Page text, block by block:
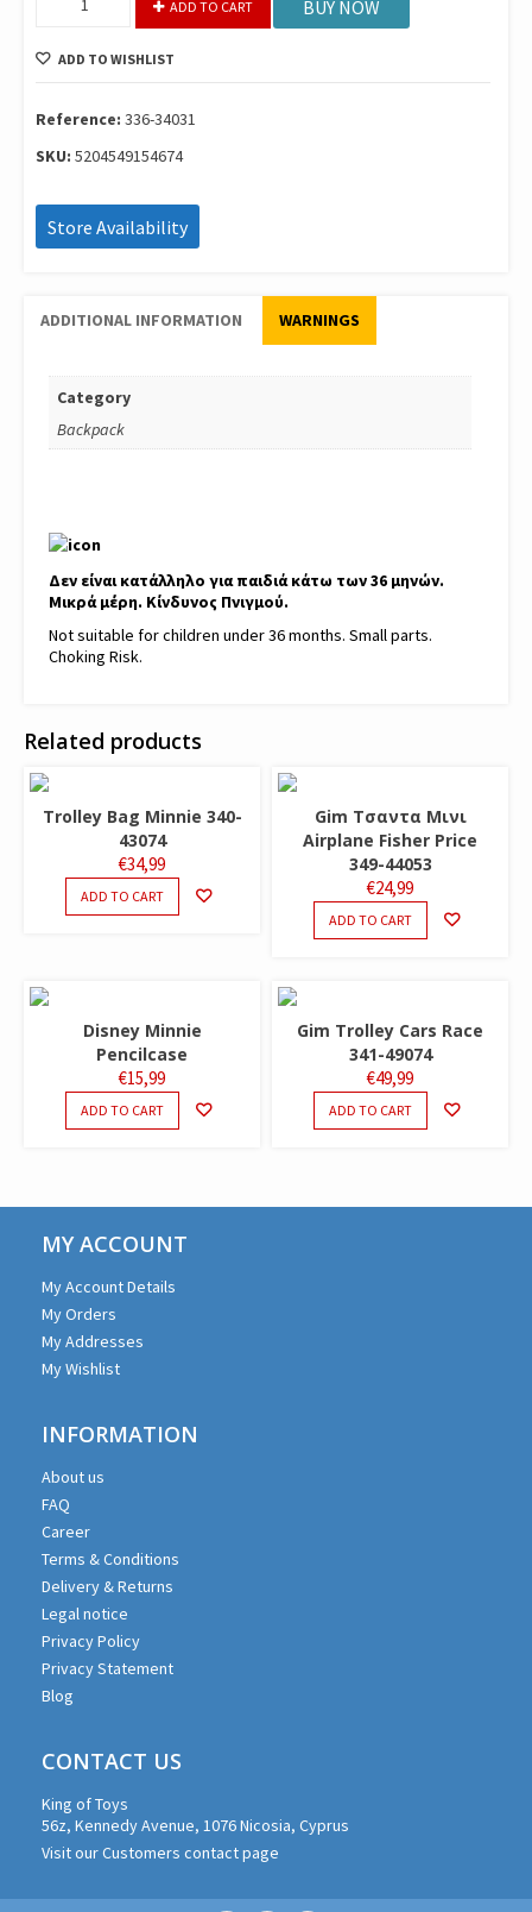
Nerf
336-
quantity
ADD TO CART BUY NOW
ADD TO WISHLIST
Reference: 336-34031
SKU: 5204549154674
Store Availability
ADDITIONAL INFORMATION WARNINGS
Category
Backpack
Δεν είναι κατάλληλο για παιδιά κάτω των 36 μηνών.
Μικρά μέρη. Κίνδυνος Πνιγμού.
Not suitable for children under 36 months. Small parts.
Choking Risk.
Related products
Trolley Bag Minnie 340-
43074
€34,99
ADD TO CART
Gim Τσαντα Μινι
Airplane Fisher Price
349-44053
€24,99
ADD TO CART
Disney Minnie
Pencilcase
€15,99
ADD TO CART
Gim Trolley Cars Race
341-49074
€49,99
ADD TO CART
MY ACCOUNT
My Account Details
My Orders
My Addresses
My Wishlist
INFORMATION
About us
FAQ
Career
Terms & Conditions
Delivery & Returns
Legal notice
Privacy Policy
Privacy Statement
Blog
CONTACT US
King of Toys
56z, Kennedy Avenue, 1076 Nicosia, Cyprus
Visit our Customers contact page